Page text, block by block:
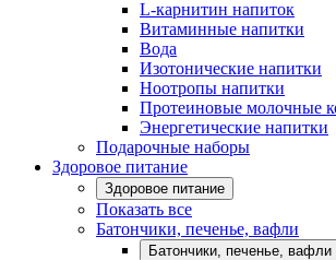
L-карнитин напиток
Витаминные напитки
Вода
Изотонические напитки
Ноотропы напитки
Протеиновые молочные
Энергетические напитки
Подарочные наборы
Здоровое питание
Здоровое питание
Показать все
Батончики, печенье, вафли
Батончики, печенье, вафли